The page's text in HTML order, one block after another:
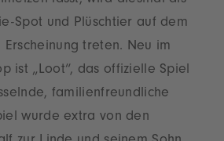
Spot und Plüschtier auf dem
treten. Neu im
ist „Loot“, das offizielle Spiel
familienfreundliche
wurde extra von den